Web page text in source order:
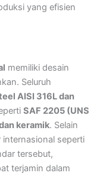
yang efisien
memiliki desain
Seluruh
AISI 316L dan
SAF 2205 (UNS
keramik. Selain
internasional seperti
tersebut,
terjamin dalam